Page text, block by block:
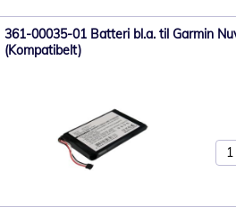
361-00035-01 Batteri bl.a. til Garmin
(Kompatibelt)